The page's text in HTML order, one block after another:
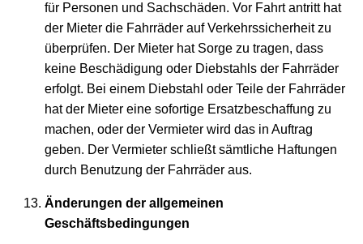
für Personen und Sachschäden. Vor Fahrt antritt hat
der Mieter die Fahrräder auf Verkehrssicherheit zu
überprüfen. Der Mieter hat Sorge zu tragen, dass
keine Beschädigung oder Diebstahls der Fahrräder
erfolgt. Bei einem Diebstahl oder Teile der Fahrräder
hat der Mieter eine sofortige Ersatzbeschaffung zu
machen, oder der Vermieter wird das in Auftrag
geben. Der Vermieter schließt sämtliche Haftungen
durch Benutzung der Fahrräder aus.
Änderungen der allgemeinen
Geschäftsbedingungen